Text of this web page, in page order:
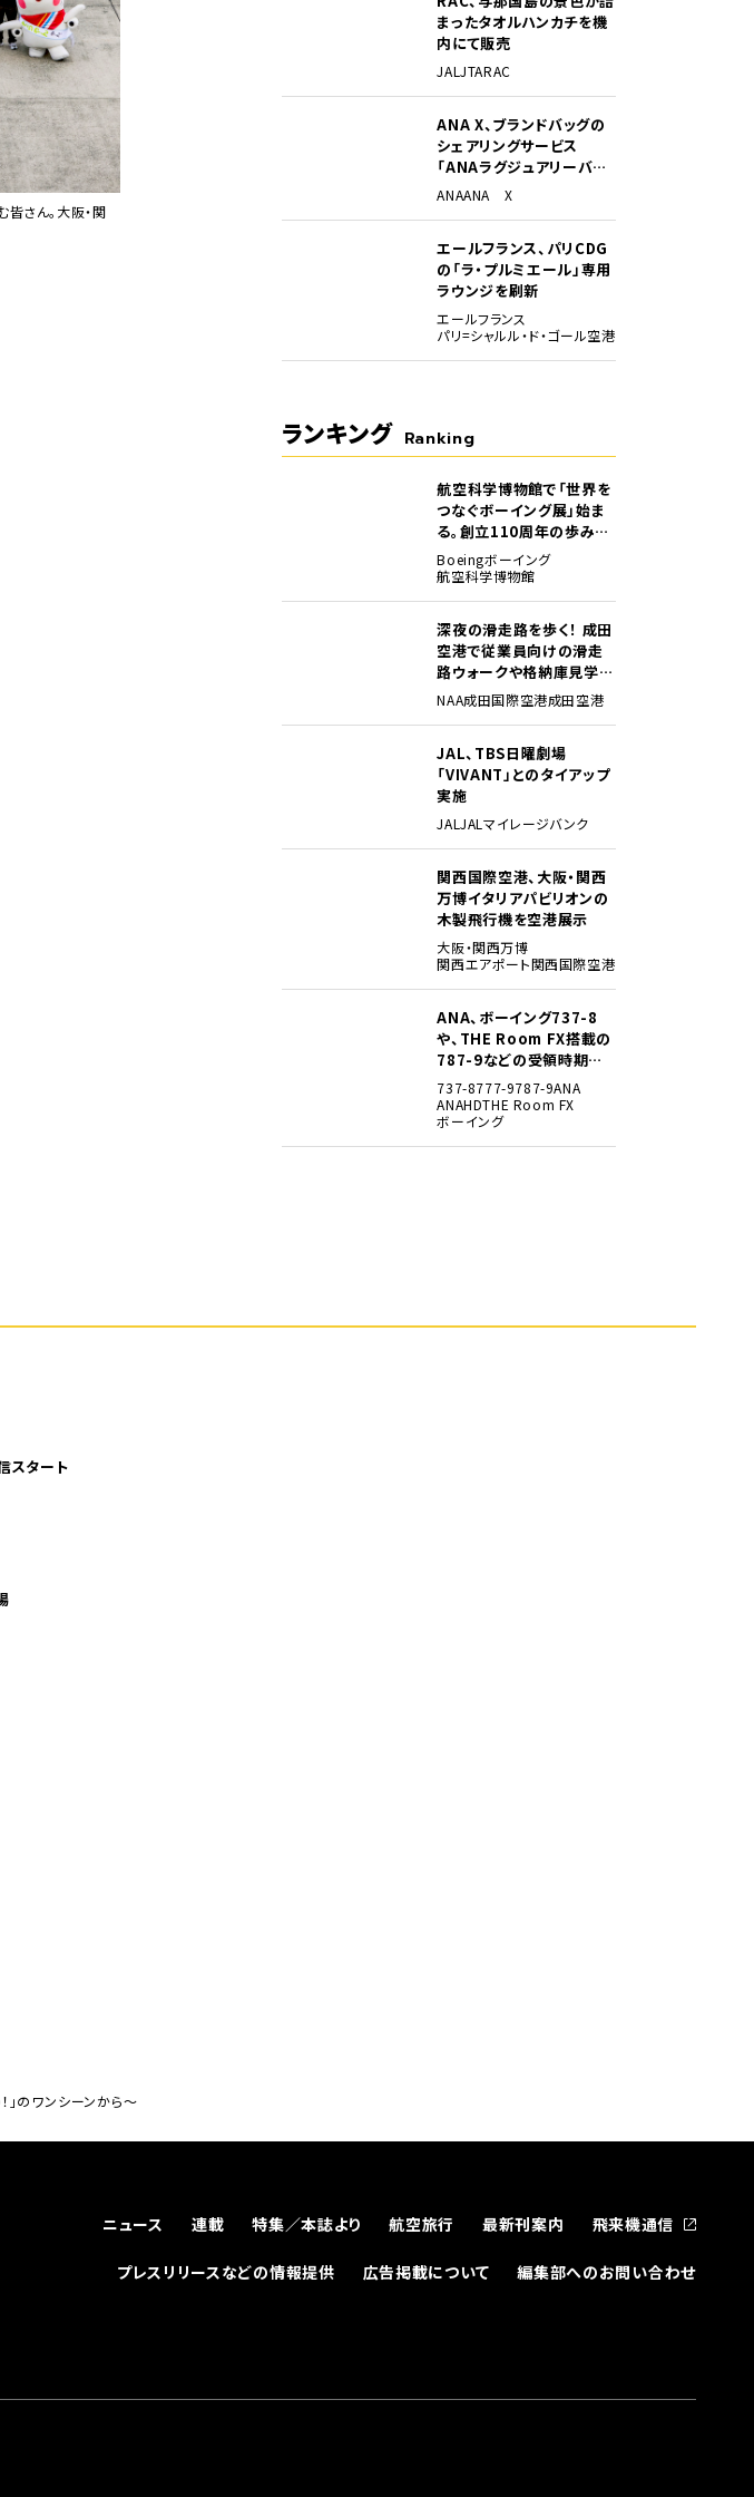
皆さん。大阪・関
まったタオルハンカチを機
内にて販売
JALJTARAC
ANA X、ブランドバッグの
シェアリングサービス
「ANAラグジュアリーバッ
グ」開始
ANAANA X
エールフランス、パリCDG
の「ラ・プルミエール」専用
ラウンジを刷新
エールフランス
パリ=シャルル・ド・ゴール空港
ランキング Ranking
航空科学博物館で「世界を
つなぐボーイング展」始ま
る。創立110周年の歩みを
貴重な資料でたどる
Boeingボーイング
航空科学博物館
深夜の滑走路を歩く！ 成田
空港で従業員向けの滑走
路ウォークや格納庫見学イ
ベントを初開催
NAA成田国際空港成田空港
JAL、TBS日曜劇場
「VIVANT」とのタイアップ
実施
JALJALマイレージバンク
関西国際空港、大阪・関西
万博イタリアパビリオンの
木製飛行機を空港展示
大阪・関西万博
関西エアポート関西国際空港
ANA、ボーイング737-8
や、THE Room FX搭載の
787-9などの受領時期見
込みを明らかに
737-8777-9787-9ANA
ANAHDTHE Room FX
ボーイング
スタート
のワンシーンから〜
ニュース 連載 特集／本誌より 航空旅行 最新刊案内 飛来機通信
プレスリリースなどの情報提供 広告掲載について 編集部へのお問い合わせ